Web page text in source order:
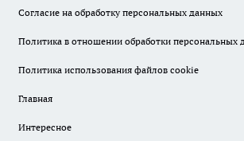
Согласие на обработку персональных данных
Политика в отношении обработки персональных
Политика использования файлов cookie
Главная
Интересное